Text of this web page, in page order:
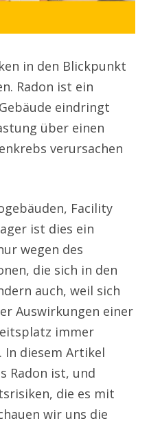
in den Blickpunkt
Radon ist ein
eindringt
über einen
verursachen
Facility
ist dies ein
wegen des
die sich in den
auch, weil sich
Auswirkungen einer
immer
In diesem Artikel
Radon ist, und
die es mit
wir uns die